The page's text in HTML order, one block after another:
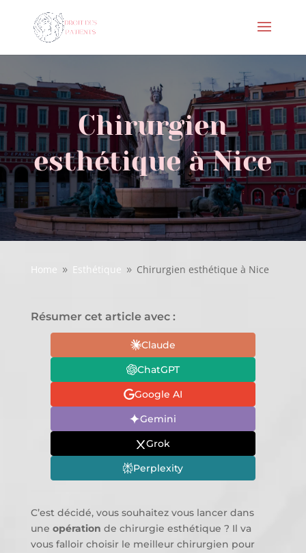
Chirurgien
esthétique à Nice
Home 9 Esthétique 9 Chirurgien esthétique à Nice
Résumer cet article avec :
Claude
ChatGPT
Google AI
Gemini
Grok
Perplexity
C’est décidé, vous souhaitez vous lancer dans
une opération de chirurgie esthétique ? Il va
vous falloir choisir le meilleur chirurgien pour